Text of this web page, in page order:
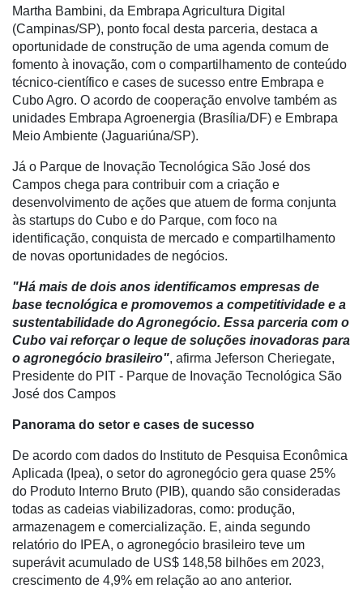
e
Análise
E-
Commerce
Informatização
da
Agricultura
Vertical
Software
Empresarial
Tecnologia
para
Hídricos
Membros
Liberali
Netrin
Néctar
Tecprime
Agro
Lean
Way
Consulting
Manager
ONE
Martha Bambini, da Embrapa Agricultura Digital
(Campinas/SP), ponto focal desta parceria, destaca a
oportunidade de construção de uma agenda comum de
fomento à inovação, com o compartilhamento de conteúdo
técnico-científico e cases de sucesso entre Embrapa e
Cubo Agro. O acordo de cooperação envolve também as
unidades Embrapa Agroenergia (Brasília/DF) e Embrapa
Meio Ambiente (Jaguariúna/SP).
Já o Parque de Inovação Tecnológica São José dos
Campos chega para contribuir com a criação e
desenvolvimento de ações que atuem de forma conjunta
às startups do Cubo e do Parque, com foco na
identificação, conquista de mercado e compartilhamento
de novas oportunidades de negócios.
"Há mais de dois anos identificamos empresas de
base tecnológica e promovemos a competitividade e a
sustentabilidade do Agronegócio. Essa parceria com o
Cubo vai reforçar o leque de soluções inovadoras para
o agronegócio brasileiro", afirma Jeferson Cheriegate,
Presidente do PIT - Parque de Inovação Tecnológica São
José dos Campos
Panorama do setor e cases de sucesso
De acordo com dados do Instituto de Pesquisa Econômica
Aplicada (Ipea), o setor do agronegócio gera quase 25%
do Produto Interno Bruto (PIB), quando são consideradas
todas as cadeias viabilizadoras, como: produção,
armazenagem e comercialização. E, ainda segundo
relatório do IPEA, o agronegócio brasileiro teve um
superávit acumulado de US$ 148,58 bilhões em 2023,
crescimento de 4,9% em relação ao ano anterior.